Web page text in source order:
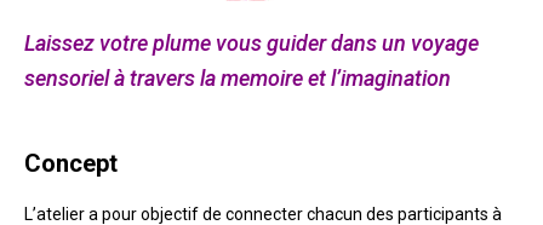
Laissez votre plume vous guider dans un voyage
sensoriel à travers la memoire et l’imagination
Concept
L’atelier a pour objectif de connecter chacun des participants à